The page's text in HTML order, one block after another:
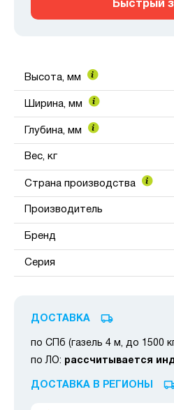
Быстрый
Высота, мм
Ширина, мм
Глубина, мм
Вес, кг
Страна производства
Производитель
Бренд
Серия
ДОСТАВКА
по СПб (газель 4 м, до 1500
по ЛО: рассчитывается
ДОСТАВКА В РЕГИОНЫ